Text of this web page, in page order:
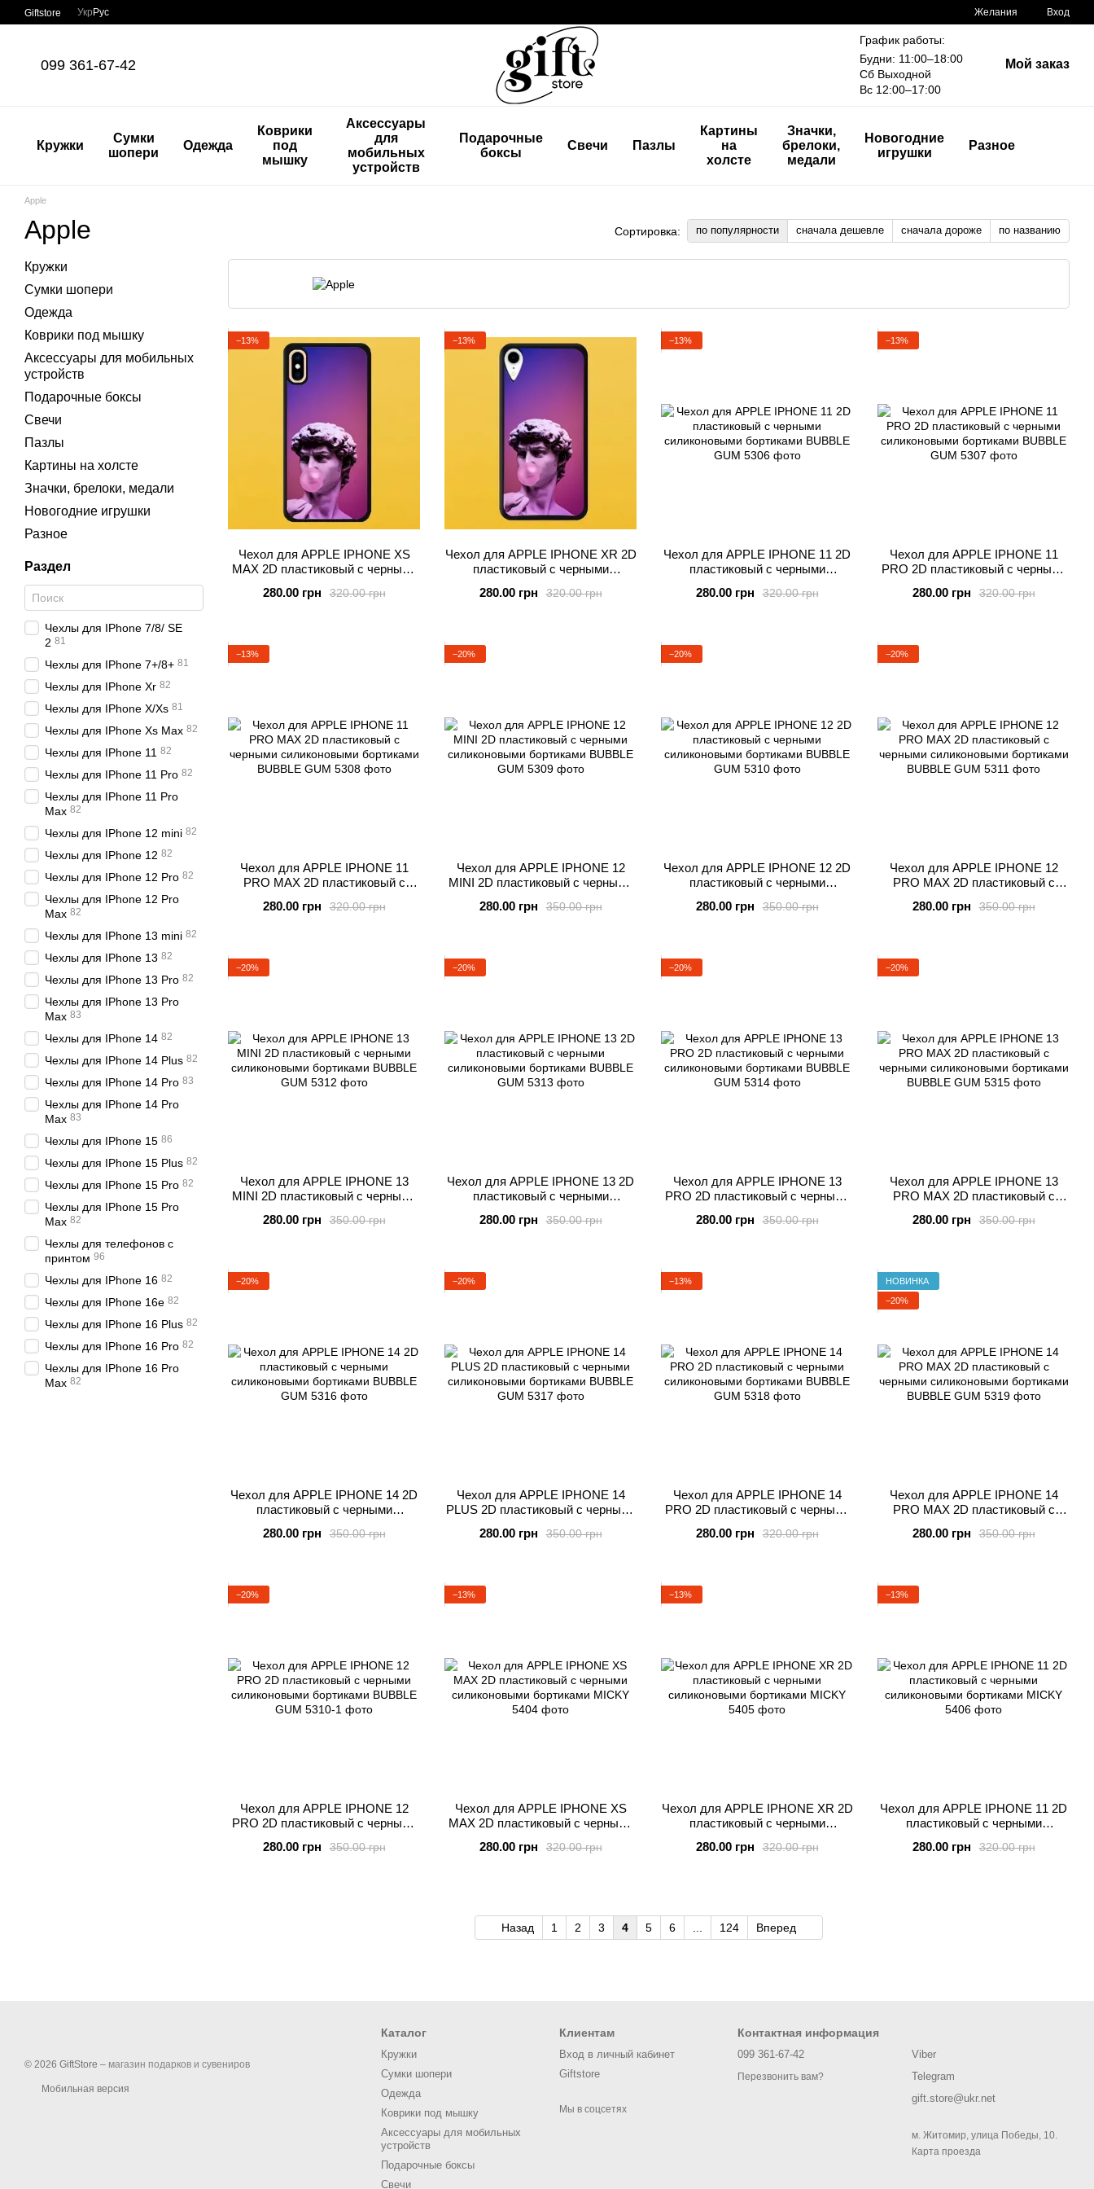
Перейти к основному контенту
Giftstore Укр Рус Желания Вход
099 361-67-42
График работы:
Будни: 11:00–18:00
Сб Выходной
Вс 12:00–17:00
Мой заказ
Кружки
Сумки
шопери
Одежда
Коврики
под
мышку
Аксессуары
для
мобильных
устройств
Подарочные
боксы
Свечи Пазлы
Картины
на
холсте
Значки,
брелоки,
медали
Новогодние
игрушки
Разное
Apple
Apple Сортировка: по популярности сначала дешевле сначала дороже по названию
−13%
Чехол для APPLE IPHONE XS
MAX 2D пластиковый с черными
BUBBLE GUM
320.00 грн
280.00 грн
−13%
Чехол для APPLE IPHONE XR 2D
пластиковый с черными
BUBBLE GUM
320.00 грн
280.00 грн
−13%
Чехол для APPLE IPHONE 11 2D
пластиковый с черными
BUBBLE GUM
320.00 грн
280.00 грн
−13%
Чехол для APPLE IPHONE 11
PRO 2D пластиковый с черными
BUBBLE GUM
320.00 грн
280.00 грн
−13%
Чехол для APPLE IPHONE 11
PRO MAX 2D пластиковый с
бортиками BUBBLE GUM
320.00 грн
280.00 грн
−20%
Чехол для APPLE IPHONE 12
MINI 2D пластиковый с черными
BUBBLE GUM
350.00 грн
280.00 грн
−20%
Чехол для APPLE IPHONE 12 2D
пластиковый с черными
BUBBLE GUM
350.00 грн
280.00 грн
−20%
Чехол для APPLE IPHONE 12
PRO MAX 2D пластиковый с
бортиками BUBBLE GUM
350.00 грн
280.00 грн
−20%
Чехол для APPLE IPHONE 13
MINI 2D пластиковый с черными
BUBBLE GUM
350.00 грн
280.00 грн
−20%
Чехол для APPLE IPHONE 13 2D
пластиковый с черными
BUBBLE GUM
350.00 грн
280.00 грн
−20%
Чехол для APPLE IPHONE 13
PRO 2D пластиковый с черными
BUBBLE GUM
350.00 грн
280.00 грн
−20%
Чехол для APPLE IPHONE 13
PRO MAX 2D пластиковый с
бортиками BUBBLE GUM
350.00 грн
280.00 грн
−20%
Чехол для APPLE IPHONE 14 2D
пластиковый с черными
BUBBLE GUM
350.00 грн
280.00 грн
−20%
Чехол для APPLE IPHONE 14
PLUS 2D пластиковый с черными
BUBBLE GUM
350.00 грн
280.00 грн
−13%
Чехол для APPLE IPHONE 14
PRO 2D пластиковый с черными
BUBBLE GUM
320.00 грн
280.00 грн
НОВИНКА
−20%
Чехол для APPLE IPHONE 14
PRO MAX 2D пластиковый с
бортиками BUBBLE GUM
350.00 грн
280.00 грн
−20%
Чехол для APPLE IPHONE 12
PRO 2D пластиковый с черными
BUBBLE GUM
350.00 грн
280.00 грн
−13%
Чехол для APPLE IPHONE XS
MAX 2D пластиковый с черными
320.00 грн
280.00 грн
−13%
Чехол для APPLE IPHONE XR 2D
пластиковый с черными
320.00 грн
280.00 грн
−13%
Чехол для APPLE IPHONE 11 2D
пластиковый с черными
320.00 грн
280.00 грн
Назад 1 2 3 4 5 6 ... 124 Вперед
Кружки
Сумки шопери
Одежда
Коврики под мышку
Аксессуары для мобильных
устройств
Подарочные боксы
Свечи
Пазлы
Картины на холсте
Значки, брелоки, медали
Новогодние игрушки
Разное
Раздел
Чехлы для IPhone 7/8/ SE
2 81
Чехлы для IPhone 7+/8+ 81
Чехлы для IPhone Xr 82
Чехлы для IPhone X/Xs 81
Чехлы для IPhone Xs Max 82
Чехлы для IPhone 11 82
Чехлы для IPhone 11 Pro 82
Чехлы для IPhone 11 Pro
Max 82
Чехлы для IPhone 12 mini 82
Чехлы для IPhone 12 82
Чехлы для IPhone 12 Pro 82
Чехлы для IPhone 12 Pro
Max 82
Чехлы для IPhone 13 mini 82
Чехлы для IPhone 13 82
Чехлы для IPhone 13 Pro 82
Чехлы для IPhone 13 Pro
Max 83
Чехлы для IPhone 14 82
Чехлы для IPhone 14 Plus 82
Чехлы для IPhone 14 Pro 83
Чехлы для IPhone 14 Pro
Max 83
Чехлы для IPhone 15 86
Чехлы для IPhone 15 Plus 82
Чехлы для IPhone 15 Pro 82
Чехлы для IPhone 15 Pro
Max 82
Чехлы для телефонов с
принтом 96
Чехлы для IPhone 16 82
Чехлы для IPhone 16e 82
Чехлы для IPhone 16 Plus 82
Чехлы для IPhone 16 Pro 82
Чехлы для IPhone 16 Pro
Max 82
© 2026 GiftStore – магазин подарков и сувениров
Мобильная версия
Каталог
Кружки
Сумки шопери
Одежда
Коврики под мышку
Аксессуары для мобильных
устройств
Подарочные боксы
Свечи
Клиентам
Вход в личный кабинет
Giftstore
Мы в соцсетях
Контактная информация
099 361-67-42
Перезвонить вам?
Viber
Telegram
gift.store@ukr.net
м. Житомир, улица Победы, 10.
Карта проезда